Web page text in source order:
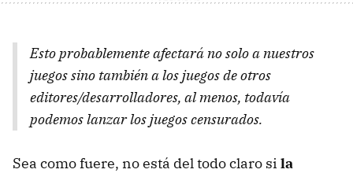
Esto probablemente afectará no solo a nuestros
juegos sino también a los juegos de otros
editores/desarrolladores, al menos, todavía
podemos lanzar los juegos censurados.
Sea como fuere, no está del todo claro si la